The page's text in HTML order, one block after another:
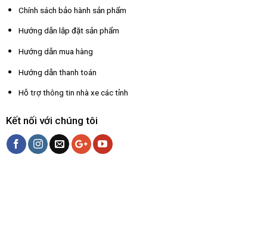
Chính sách bảo hành sản phẩm
Hướng dẫn lắp đặt sản phẩm
Hướng dẫn mua hàng
Hướng dẫn thanh toán
Hỗ trợ thông tin nhà xe các tỉnh
Kết nối với chúng tôi